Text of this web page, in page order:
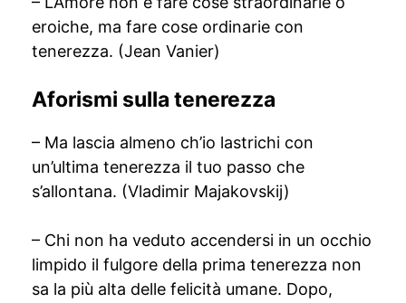
eroiche, ma fare cose ordinarie con
tenerezza. (Jean Vanier)
Aforismi sulla tenerezza
– Ma lascia almeno ch’io lastrichi con
un’ultima tenerezza il tuo passo che
s’allontana. (Vladimir Majakovskij)
– Chi non ha veduto accendersi in un occhio
limpido il fulgore della prima tenerezza non
sa la più alta delle felicità umane. Dopo,